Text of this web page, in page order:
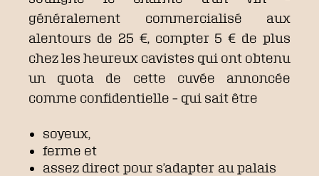
généralement commercialisé aux
alentours de 25 €, compter 5 € de plus
chez les heureux cavistes qui ont obtenu
un quota de cette cuvée annoncée
comme confidentielle – qui sait être
soyeux,
ferme et
assez direct pour s’adapter au palais